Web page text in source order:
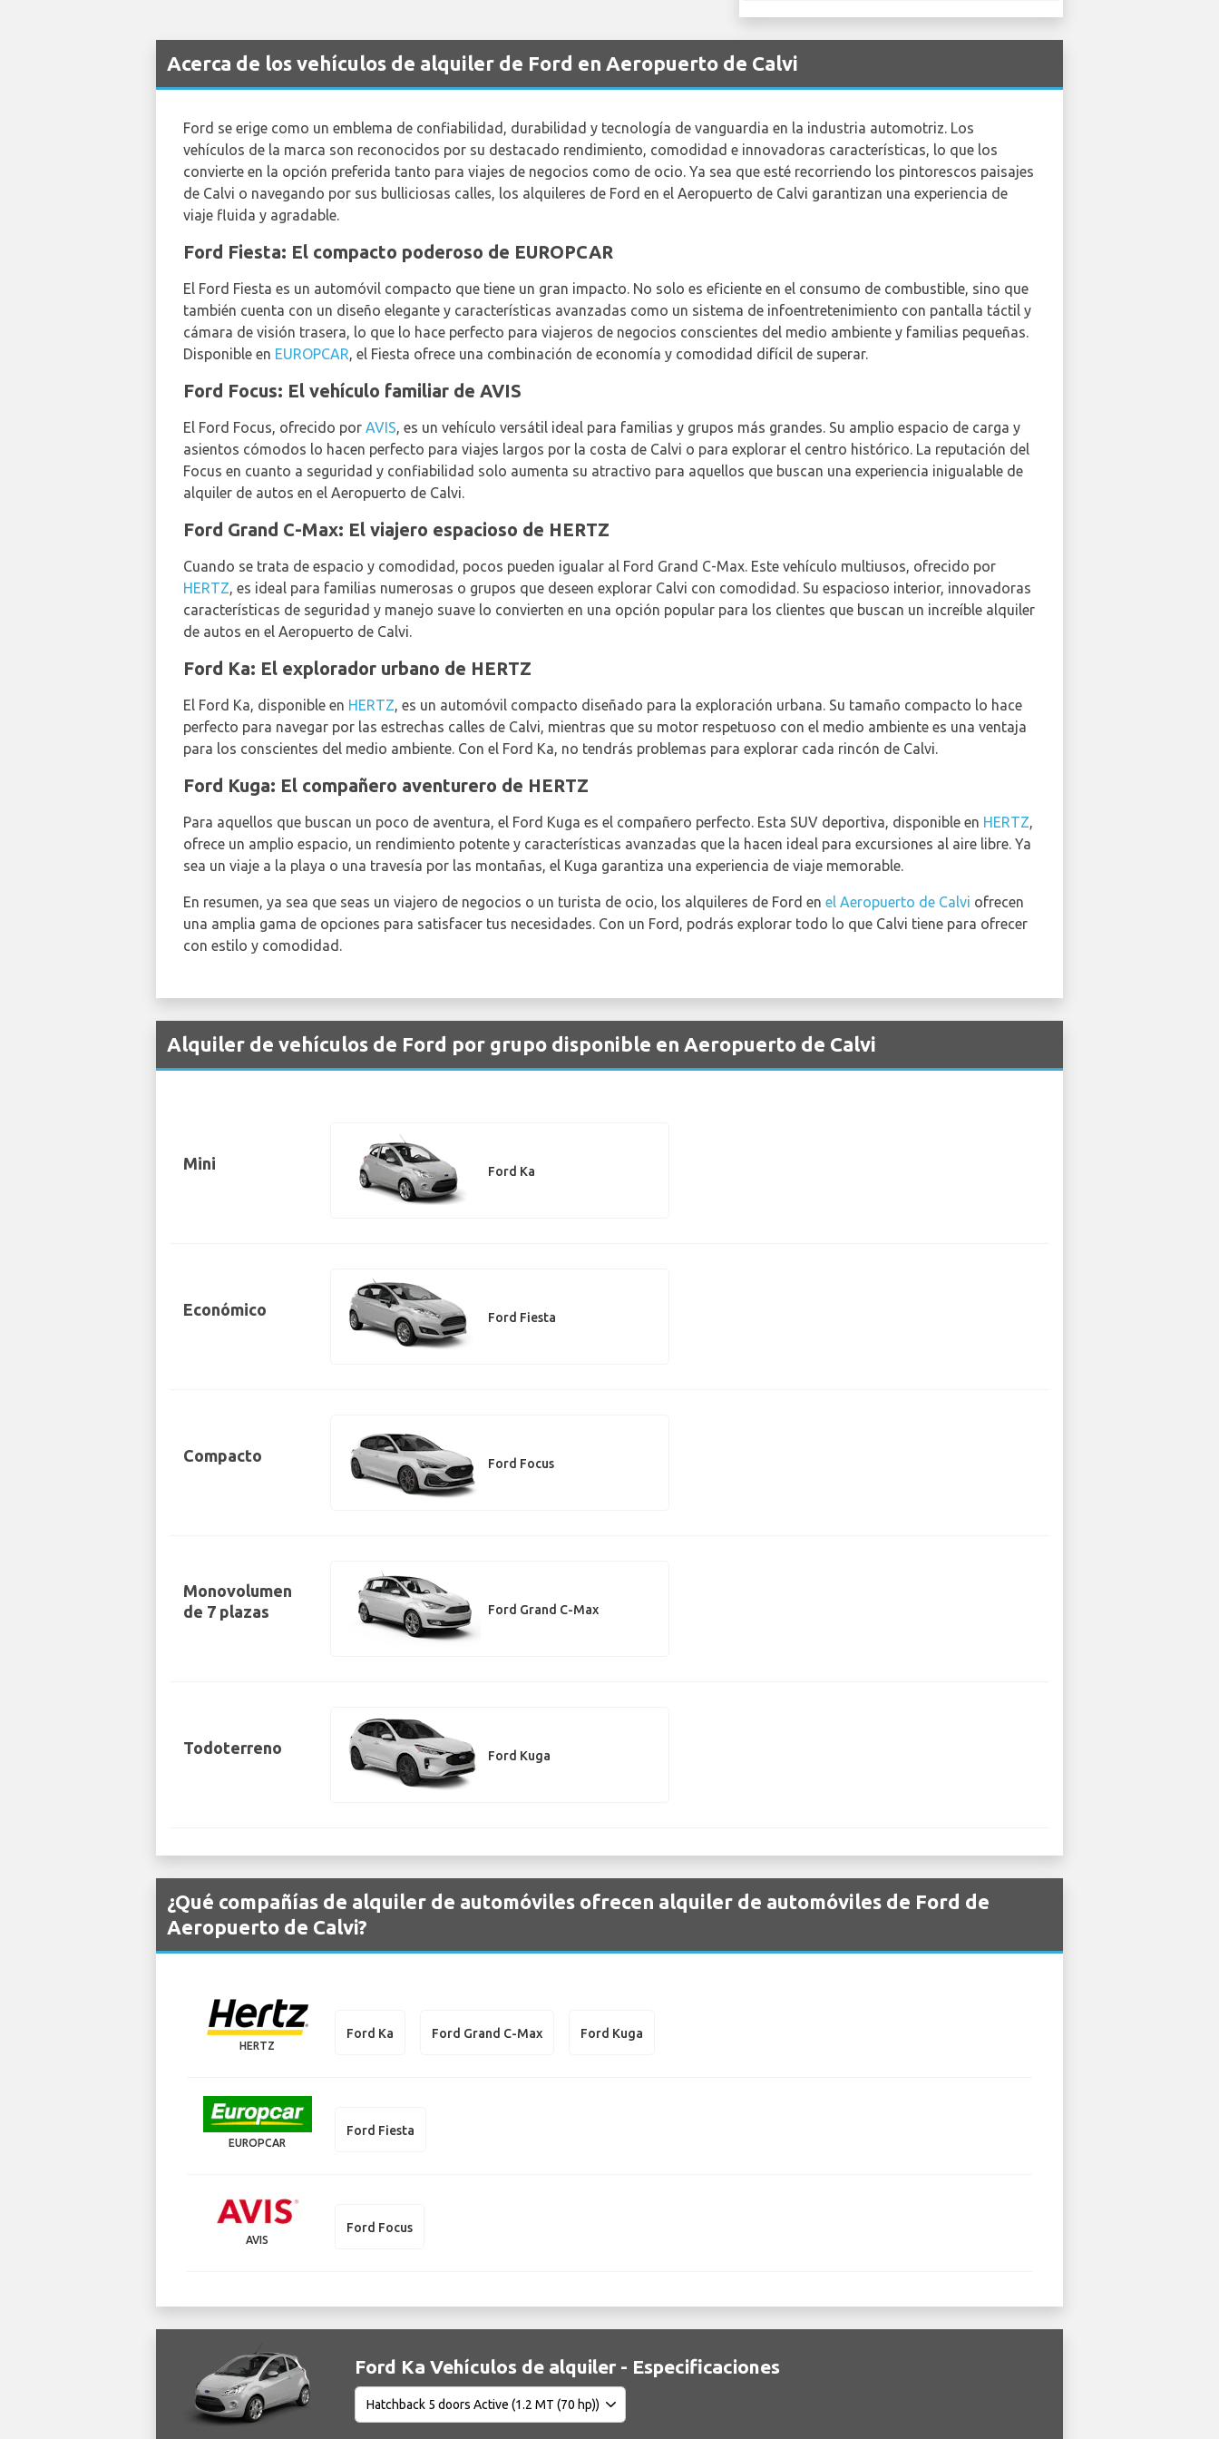
Acerca de los vehículos de alquiler de Ford en Aeropuerto de Calvi
Ford se erige como un emblema de confiabilidad, durabilidad y tecnología de vanguardia en la industria automotriz. Los
vehículos de la marca son reconocidos por su destacado rendimiento, comodidad e innovadoras características, lo que los
convierte en la opción preferida tanto para viajes de negocios como de ocio. Ya sea que esté recorriendo los pintorescos paisajes
de Calvi o navegando por sus bulliciosas calles, los alquileres de Ford en el Aeropuerto de Calvi garantizan una experiencia de
viaje fluida y agradable.
Ford Fiesta: El compacto poderoso de EUROPCAR
El Ford Fiesta es un automóvil compacto que tiene un gran impacto. No solo es eficiente en el consumo de combustible, sino que
también cuenta con un diseño elegante y características avanzadas como un sistema de infoentretenimiento con pantalla táctil y
cámara de visión trasera, lo que lo hace perfecto para viajeros de negocios conscientes del medio ambiente y familias pequeñas.
Disponible en EUROPCAR, el Fiesta ofrece una combinación de economía y comodidad difícil de superar.
Ford Focus: El vehículo familiar de AVIS
El Ford Focus, ofrecido por AVIS, es un vehículo versátil ideal para familias y grupos más grandes. Su amplio espacio de carga y
asientos cómodos lo hacen perfecto para viajes largos por la costa de Calvi o para explorar el centro histórico. La reputación del
Focus en cuanto a seguridad y confiabilidad solo aumenta su atractivo para aquellos que buscan una experiencia inigualable de
alquiler de autos en el Aeropuerto de Calvi.
Ford Grand C-Max: El viajero espacioso de HERTZ
Cuando se trata de espacio y comodidad, pocos pueden igualar al Ford Grand C-Max. Este vehículo multiusos, ofrecido por
HERTZ, es ideal para familias numerosas o grupos que deseen explorar Calvi con comodidad. Su espacioso interior, innovadoras
características de seguridad y manejo suave lo convierten en una opción popular para los clientes que buscan un increíble alquiler
de autos en el Aeropuerto de Calvi.
Ford Ka: El explorador urbano de HERTZ
El Ford Ka, disponible en HERTZ, es un automóvil compacto diseñado para la exploración urbana. Su tamaño compacto lo hace
perfecto para navegar por las estrechas calles de Calvi, mientras que su motor respetuoso con el medio ambiente es una ventaja
para los conscientes del medio ambiente. Con el Ford Ka, no tendrás problemas para explorar cada rincón de Calvi.
Ford Kuga: El compañero aventurero de HERTZ
Para aquellos que buscan un poco de aventura, el Ford Kuga es el compañero perfecto. Esta SUV deportiva, disponible en HERTZ,
ofrece un amplio espacio, un rendimiento potente y características avanzadas que la hacen ideal para excursiones al aire libre. Ya
sea un viaje a la playa o una travesía por las montañas, el Kuga garantiza una experiencia de viaje memorable.
En resumen, ya sea que seas un viajero de negocios o un turista de ocio, los alquileres de Ford en el Aeropuerto de Calvi ofrecen
una amplia gama de opciones para satisfacer tus necesidades. Con un Ford, podrás explorar todo lo que Calvi tiene para ofrecer
con estilo y comodidad.
Alquiler de vehículos de Ford por grupo disponible en Aeropuerto de Calvi
Mini Ford Ka
Económico Ford Fiesta
Compacto Ford Focus
Monovolumen
de 7 plazas
Ford Grand C-Max
Todoterreno Ford Kuga
¿Qué compañías de alquiler de automóviles ofrecen alquiler de automóviles de Ford de
Aeropuerto de Calvi?
HERTZ
Ford Ka Ford Grand C-Max Ford Kuga
EUROPCAR
Ford Fiesta
AVIS
Ford Focus
Ford Ka Vehículos de alquiler - Especificaciones